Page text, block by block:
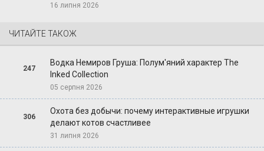
16 липня 2026
ЧИТАЙТЕ ТАКОЖ
247
Водка Немиров Груша: Полум'яний характер The
Inked Collection
05 серпня 2026
306
Охота без добычи: почему интерактивные игрушки
делают котов счастливее
31 липня 2026